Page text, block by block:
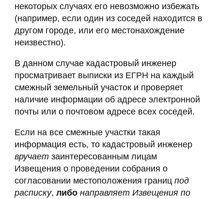
некоторых случаях его невозможно избежать
(например, если один из соседей находится в
другом городе, или его местонахождение
неизвестно).
В данном случае кадастровый инженер
просматривает выписки из ЕГРН на каждый
смежный земельный участок и проверяет
наличие информации об адресе электронной
почты или о почтовом адресе всех соседей.
Если на все смежные участки такая
информация есть, то кадастровый инженер
вручает заинтересованным лицам
Извещения о проведении собрания о
согласовании местоположения границ под
расписку, либо направляет Извещения по